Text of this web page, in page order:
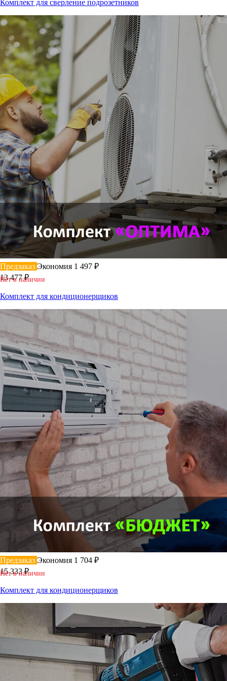
Комплект для сверление подрозетников
Предзаказ Экономия 1 497 ₽
13 477 ₽
Нет в наличии
Комплект для кондиционерщиков
Предзаказ Экономия 1 704 ₽
15 333 ₽
Нет в наличии
Комплект для кондиционерщиков